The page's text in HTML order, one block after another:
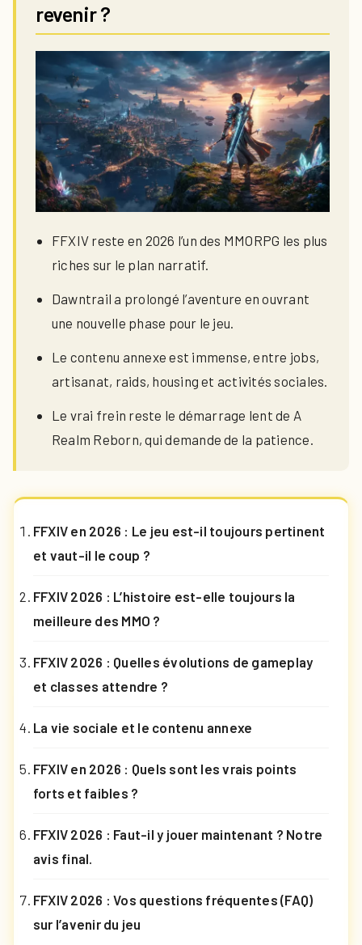
revenir ?
FFXIV reste en 2026 l’un des MMORPG les plus
riches sur le plan narratif.
Dawntrail a prolongé l’aventure en ouvrant
une nouvelle phase pour le jeu.
Le contenu annexe est immense, entre jobs,
artisanat, raids, housing et activités sociales.
Le vrai frein reste le démarrage lent de A
Realm Reborn, qui demande de la patience.
FFXIV en 2026 : Le jeu est-il toujours pertinent
et vaut-il le coup ?
FFXIV 2026 : L’histoire est-elle toujours la
meilleure des MMO ?
FFXIV 2026 : Quelles évolutions de gameplay
et classes attendre ?
La vie sociale et le contenu annexe
FFXIV en 2026 : Quels sont les vrais points
forts et faibles ?
FFXIV 2026 : Faut-il y jouer maintenant ? Notre
avis final.
FFXIV 2026 : Vos questions fréquentes (FAQ)
sur l’avenir du jeu